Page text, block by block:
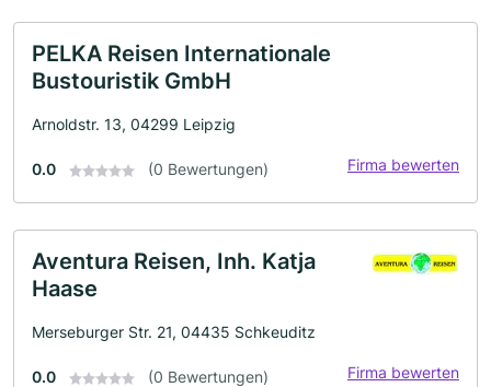
PELKA Reisen Internationale
Bustouristik GmbH
Arnoldstr. 13, 04299 Leipzig
0.0 (0 Bewertungen) Firma bewerten
Aventura Reisen, Inh. Katja
Haase
Merseburger Str. 21, 04435 Schkeuditz
0.0 (0 Bewertungen) Firma bewerten